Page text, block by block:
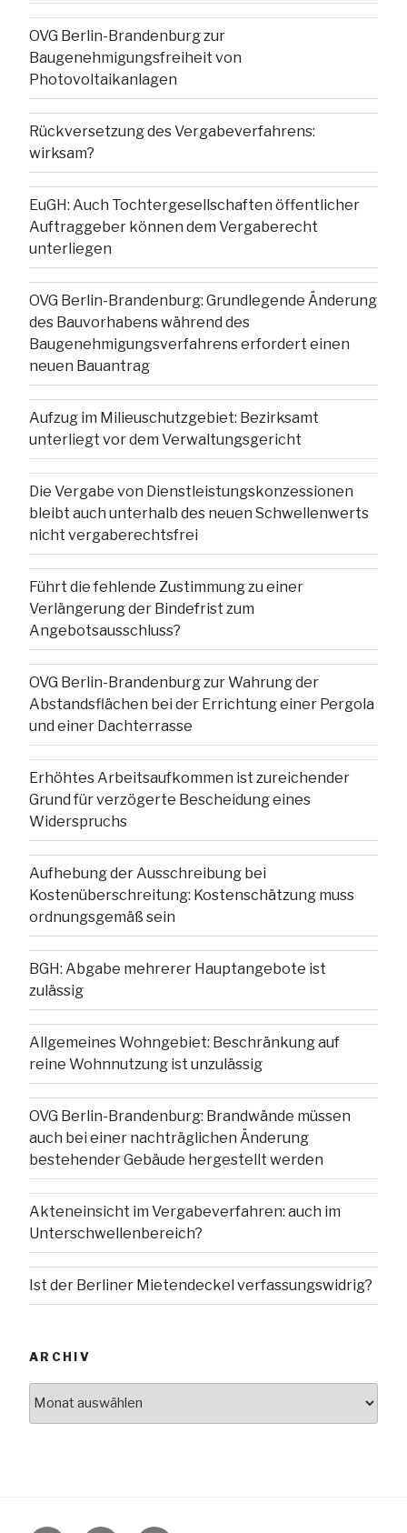
OVG Berlin-Brandenburg zur
Baugenehmigungsfreiheit von
Photovoltaikanlagen
Rückversetzung des Vergabeverfahrens:
wirksam?
EuGH: Auch Tochtergesellschaften öffentlicher
Auftraggeber können dem Vergaberecht
unterliegen
OVG Berlin-Brandenburg: Grundlegende Änderung
des Bauvorhabens während des
Baugenehmigungsverfahrens erfordert einen
neuen Bauantrag
Aufzug im Milieuschutzgebiet: Bezirksamt
unterliegt vor dem Verwaltungsgericht
Die Vergabe von Dienstleistungskonzessionen
bleibt auch unterhalb des neuen Schwellenwerts
nicht vergaberechtsfrei
Führt die fehlende Zustimmung zu einer
Verlängerung der Bindefrist zum
Angebotsausschluss?
OVG Berlin-Brandenburg zur Wahrung der
Abstandsflächen bei der Errichtung einer Pergola
und einer Dachterrasse
Erhöhtes Arbeitsaufkommen ist zureichender
Grund für verzögerte Bescheidung eines
Widerspruchs
Aufhebung der Ausschreibung bei
Kostenüberschreitung: Kostenschätzung muss
ordnungsgemäß sein
BGH: Abgabe mehrerer Hauptangebote ist
zulässig
Allgemeines Wohngebiet: Beschränkung auf
reine Wohnnutzung ist unzulässig
OVG Berlin-Brandenburg: Brandwände müssen
auch bei einer nachträglichen Änderung
bestehender Gebäude hergestellt werden
Akteneinsicht im Vergabeverfahren: auch im
Unterschwellenbereich?
Ist der Berliner Mietendeckel verfassungswidrig?
ARCHIV